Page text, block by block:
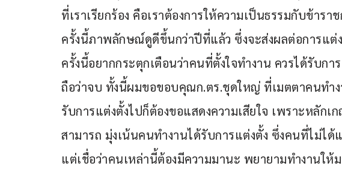
ที่เราเรียกร้อง คือเราต้องการให้ความเป็นธรรมกับข้าร
ครั้งนี้ภาพลักษณ์ดูดีขึ้นกว่าปีที่แล้ว ซึ่งจะส่งผลต่อการแต่
ครั้งนี้อยากกระตุกเตือนว่าคนที่ตั้งใจทำงาน ควรได้รับกา
ถือว่าจบ ทั้งนี้ผมขอขอบคุณก.ตร.ชุดใหญ่ ที่เมตตาคนทำ
รับการแต่งตั้งไปก็ต้องขอแสดงความเสียใจ เพราะหลักเ
สามารถ มุ่งเน้นคนทำงานได้รับการแต่งตั้ง ซึ่งคนที่ไม่ได้
แต่เชื่อว่าคนเหล่านี้ต้องมีความมานะ พยายามทำงานให้